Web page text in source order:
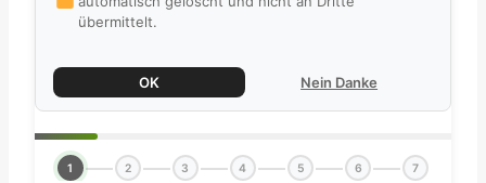
übermittelt.
OK Nein Danke
1 2 3 4 5 6 7